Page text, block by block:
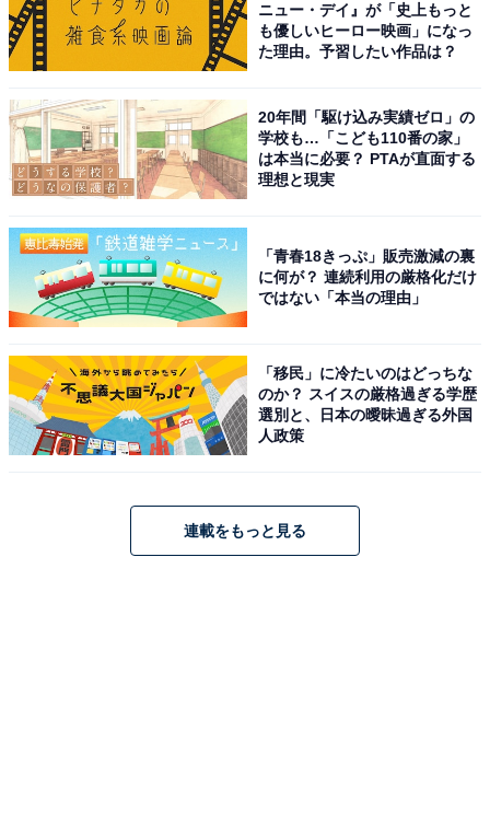
ニュー・デイ』が「史上もっと
も優しいヒーロー映画」になっ
た理由。予習したい作品は？
20年間「駆け込み実績ゼロ」の
学校も…「こども110番の家」
は本当に必要？ PTAが直面する
理想と現実
「青春18きっぷ」販売激減の裏
に何が？ 連続利用の厳格化だけ
ではない「本当の理由」
「移民」に冷たいのはどっちな
のか？ スイスの厳格過ぎる学歴
選別と、日本の曖昧過ぎる外国
人政策
連載をもっと見る